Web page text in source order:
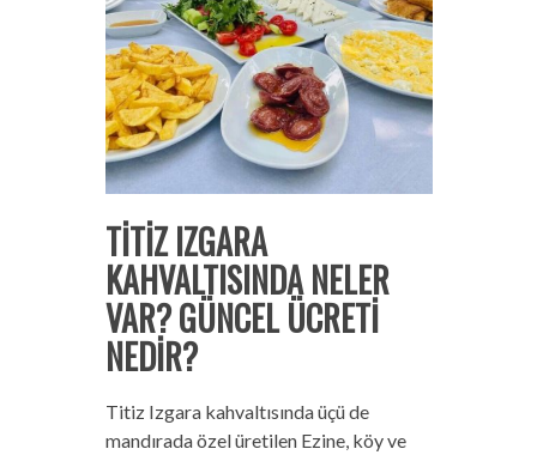
TİTİZ IZGARA
KAHVALTISINDA NELER
VAR? GÜNCEL ÜCRETİ
NEDİR?
Titiz Izgara kahvaltısında üçü de
mandırada özel üretilen Ezine, köy ve